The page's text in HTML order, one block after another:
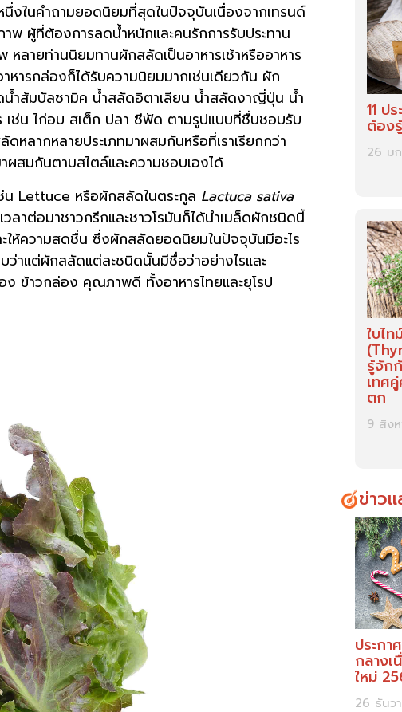
งในคำถามยอดนิยมที่สุดในปัจจุบันเนื่องจากเทรนด์
พ ผู้ที่ต้องการลดน้ำหนักและคนรักการรับประทาน
ลายท่านนิยมทานผักสลัดเป็นอาหารเช้าหรืออาหาร
หารกล่องก็ได้รับความนิยมมากเช่นเดียวกัน ผัก
ำส้มบัลซามิค น้ำสลัดอิตาเลียน น้ำสลัดงาญี่ปุ่น น้ำ
เช่น ไก่อบ สเต็ก ปลา ซีฟ้ด ตามรูปแบบที่ชื่นชอบรับ
ลากหลายประเภทมาผสมกันหรือที่เราเรียกกว่า
สมกันตามสไตล์และความชอบเองได้
น Lettuce หรือผักสลัดในตระกูล Lactuca sativa
าต่อมาชาวกรีกและชาวโรมันก็ได้นำเมล็ดผักชนิดนี้
ให้ความสดชื่น ซึ่งผักสลัดยอดนิยมในปัจจุบันมีอะไร
าแต่ผักสลัดแต่ละชนิดนั้นมีชื่อว่าอย่างไรและ
ข้าวกล่อง คุณภาพดี ทั้งอาหารไทยและยุโรป
11 ป
ต้อง
26 ม
ใบไท
รู้จัก
เทศ
ตก
9 สิง
ข่าวแ
ประกา
กลางเ
ใหม่
26 ธันว